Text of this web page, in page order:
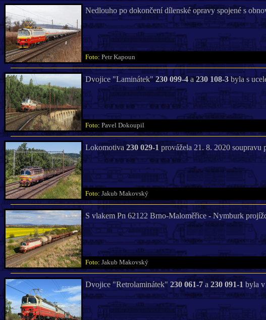
Nedlouho po dokončení dílenské opravy spojené s
Foto: Petr Kapoun
Dvojice "Laminátek"230 099-4a230 108-3byla s
Foto: Pavel Dokoupil
Lokomotiva 230 029-1 provážela 21. 8. 2020
Foto: Jakub Makovský
S vlakem Pn 62122 Brno-Maloměřice - Nymburk
Foto: Jakub Makovský
Dvojice "Retrolaminátek" 230 061-7 a 230 091-1 byla